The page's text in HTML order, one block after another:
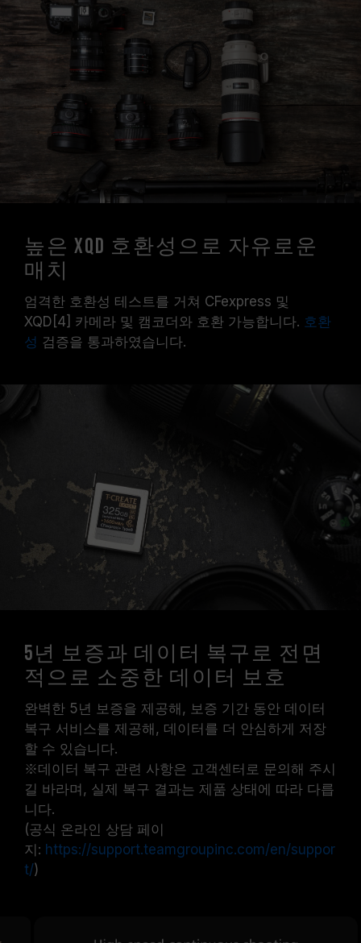
높은 XQD 호환성으로 자유로운
매치
엄격한 호환성 테스트를 거쳐 CFexpress 및
XQD[4] 카메라 및 캠코더와 호환 가능합니다. 호환
성 검증을 통과하였습니다.
5년 보증과 데이터 복구로 전면
적으로 소중한 데이터 보호
완벽한 5년 보증을 제공해, 보증 기간 동안 데이터
복구 서비스를 제공해, 데이터를 더 안심하게 저장
할 수 있습니다.
※데이터 복구 관련 사항은 고객센터로 문의해 주시
길 바라며, 실제 복구 결과는 제품 상태에 따라 다릅
니다.
(공식 온라인 상담 페이
지: https://support.teamgroupinc.com/en/suppor
t/)